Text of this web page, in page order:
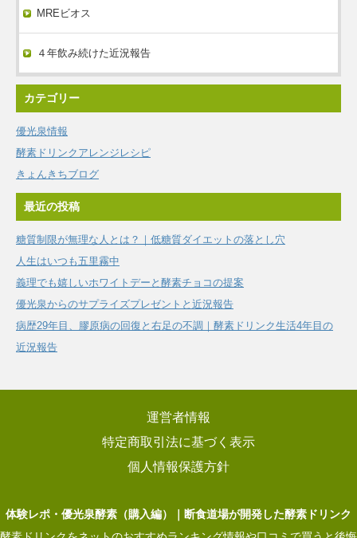
MREビオス
４年飲み続けた近況報告
カテゴリー
優光泉情報
酵素ドリンクアレンジレシピ
きょんきちブログ
最近の投稿
糖質制限が無理な人とは？｜低糖質ダイエットの落とし穴
人生はいつも五里霧中
義理でも嬉しいホワイトデーと酵素チョコの提案
優光泉からのサプライズプレゼントと近況報告
病歴29年目、膠原病の回復と右足の不調｜酵素ドリンク生活4年目の
近況報告
運営者情報
特定商取引法に基づく表示
個人情報保護方針
体験レポ・優光泉酵素（購入編）｜断食道場が開発した酵素ドリンク